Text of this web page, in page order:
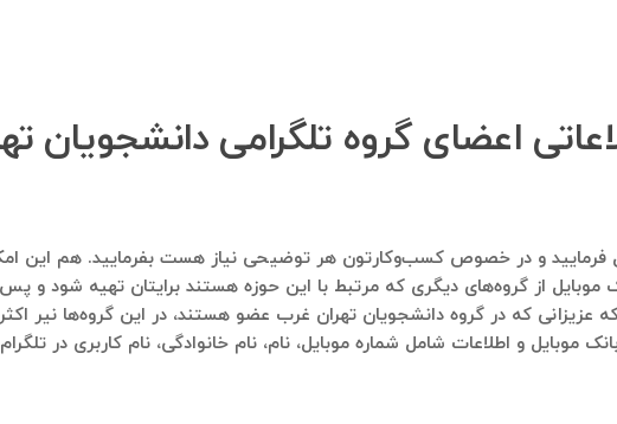
اعضای گروه تلگرامی دانشجویان
به شماره ۰۹۱۲۱۴۰۰۲۳۷ پیام ارسال فرمایید و در خصوص کسب‌وکارتون هر توضیحی نیاز هست
از گروه‌های دیگری که مرتبط با این حوزه هستند برایتان تهیه شود و پس
عزیزانی که در گروه دانشجویان تهران غرب عضو هستند، در این گروه‌ها نیر
موبایل و اطلاعات شامل شماره موبایل، نام، نام خانوادگی، نام کاربری در